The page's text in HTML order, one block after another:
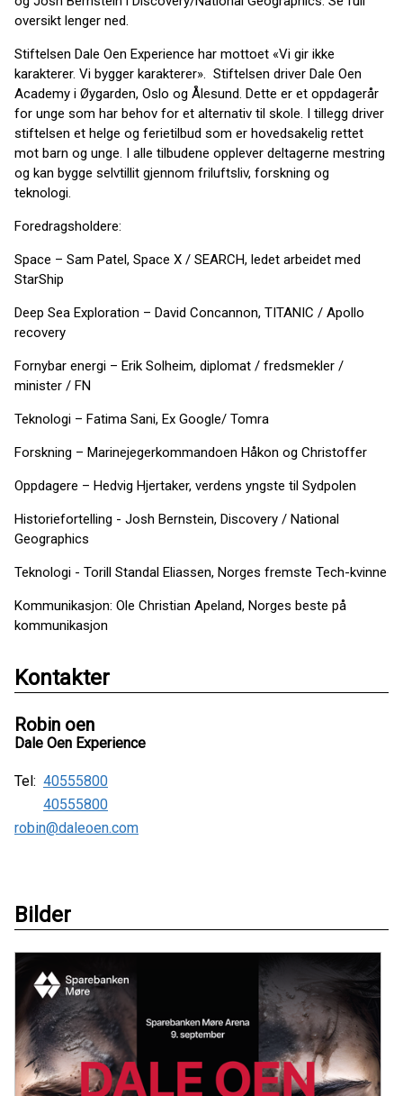
oversikt lenger ned.
Stiftelsen Dale Oen Experience har mottoet «Vi gir ikke
karakterer. Vi bygger karakterer». Stiftelsen driver Dale Oen
Academy i Øygarden, Oslo og Ålesund. Dette er et oppdagerår
for unge som har behov for et alternativ til skole. I tillegg driver
stiftelsen et helge og ferietilbud som er hovedsakelig rettet
mot barn og unge. I alle tilbudene opplever deltagerne mestring
og kan bygge selvtillit gjennom friluftsliv, forskning og
teknologi.
Foredragsholdere:
Space – Sam Patel, Space X / SEARCH, ledet arbeidet med
StarShip
Deep Sea Exploration – David Concannon, TITANIC / Apollo
recovery
Fornybar energi – Erik Solheim, diplomat / fredsmekler /
minister / FN
Teknologi – Fatima Sani, Ex Google/ Tomra
Forskning – Marinejegerkommandoen Håkon og Christoffer
Oppdagere – Hedvig Hjertaker, verdens yngste til Sydpolen
Historiefortelling - Josh Bernstein, Discovery / National
Geographics
Teknologi - Torill Standal Eliassen, Norges fremste Tech-kvinne
Kommunikasjon: Ole Christian Apeland, Norges beste på
kommunikasjon
Kontakter
Robin oen
Dale Oen Experience
Tel: 40555800
40555800
robin@daleoen.com
Bilder